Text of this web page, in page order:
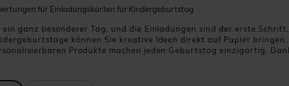
für Einladungskarten für Kindergeburtstag
ganz besonderer Tag, und die Einladungen sind der erste
können Sie kreative Ideen direkt auf Papier
Produkte machen jeden Geburtstag einzigartig.